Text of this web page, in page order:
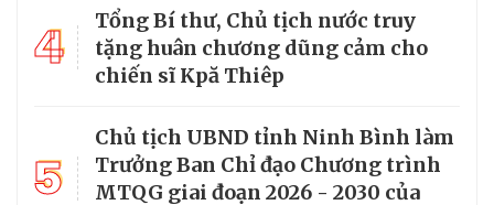
4
Tổng Bí thư, Chủ tịch nước truy
tặng huân chương dũng cảm cho
chiến sĩ Kpă Thiêp
5
Chủ tịch UBND tỉnh Ninh Bình làm
Trưởng Ban Chỉ đạo Chương trình
MTQG giai đoạn 2026 - 2030 của